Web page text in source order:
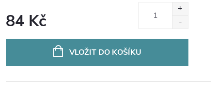
84 Kč
VLOŽIT DO KOŠÍKU